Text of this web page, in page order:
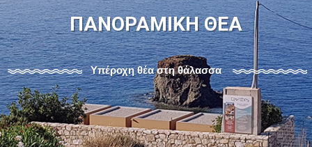
ΠΑΝΟΡΑΜΙΚΗ ΘΕΑ
Υπέροχη θέα στη θάλασσα